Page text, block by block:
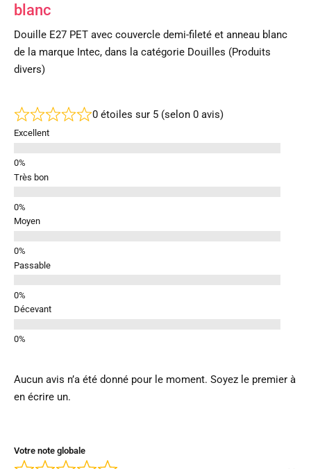
blanc
Douille E27 PET avec couvercle demi-fileté et anneau blanc
de la marque Intec, dans la catégorie Douilles (Produits
divers)
0 étoiles sur 5 (selon 0 avis)
Excellent
Très bon
Moyen
Passable
Décevant
Aucun avis n’a été donné pour le moment. Soyez le premier à
en écrire un.
Votre note globale